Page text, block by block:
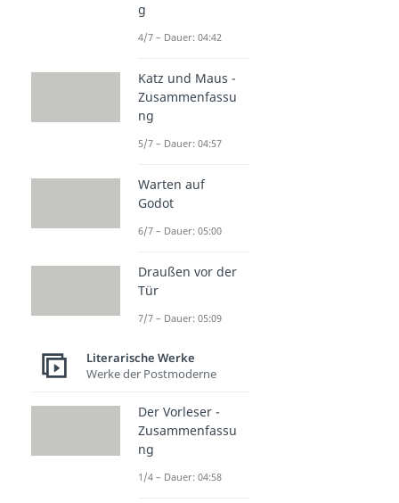
g
4/7 – Dauer: 04:42
Katz und Maus -
Zusammenfassu
ng
5/7 – Dauer: 04:57
Warten auf
Godot
6/7 – Dauer: 05:00
Draußen vor der
Tür
7/7 – Dauer: 05:09
Literarische Werke
Werke der Postmoderne
Der Vorleser -
Zusammenfassu
ng
1/4 – Dauer: 04:58